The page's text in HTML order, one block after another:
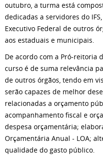
outubro, a turma está
dedicadas a servidores do
Executivo Federal de outros
aos estaduais e municipais.
De acordo com a Pró-reitoria
curso é de suma relevância
de outros órgãos, tendo em
serão capazes de melhor
relacionadas a orçamento
acompanhamento fiscal e
despesa orçamentária;
Orçamentária Anual - LOA;
qualidade do gasto público.